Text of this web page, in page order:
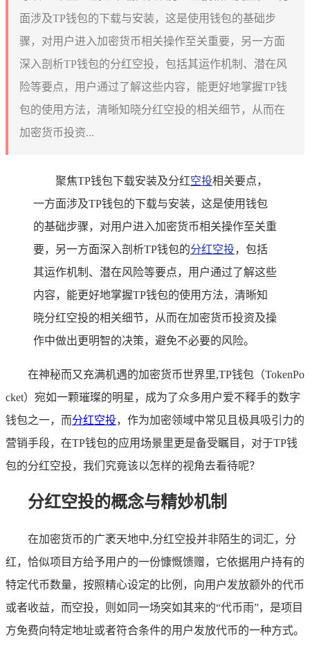
面涉及TP钱包的下载与安装，这是使用钱包的基础步
骤，对用户进入加密货币相关操作至关重要，另一方面
深入剖析TP钱包的分红空投，包括其运作机制、潜在风
险等要点，用户通过了解这些内容，能更好地掌握TP钱
包的使用方法，清晰知晓分红空投的相关细节，从而在
加密货币投资...
聚焦TP钱包下载安装及分红空投相关要点，
一方面涉及TP钱包的下载与安装，这是使用钱包
的基础步骤，对用户进入加密货币相关操作至关重
要，另一方面深入剖析TP钱包的分红空投，包括
其运作机制、潜在风险等要点，用户通过了解这些
内容，能更好地掌握TP钱包的使用方法，清晰知
晓分红空投的相关细节，从而在加密货币投资及操
作中做出更明智的决策，避免不必要的风险。
在神秘而又充满机遇的加密货币世界里,TP钱包（TokenPo
cket）宛如一颗璀璨的明星，成为了众多用户爱不释手的数字
钱包之一，而分红空投，作为加密领域中常见且极具吸引力的
营销手段，在TP钱包的应用场景里更是备受瞩目，对于TP钱
包的分红空投，我们究竟该以怎样的视角去看待呢？
分红空投的概念与精妙机制
在加密货币的广袤天地中,分红空投并非陌生的词汇，分
红，恰似项目方给予用户的一份慷慨馈赠，它依据用户持有的
特定代币数量，按照精心设定的比例，向用户发放额外的代币
或者收益，而空投，则如同一场突如其来的“代币雨”，是项目
方免费向特定地址或者符合条件的用户发放代币的一种方式。